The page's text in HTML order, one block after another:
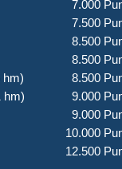
7.000
7.500
8.500
8.500
hm)
8.500
hm)
9.000
9.000
10.000
12.500